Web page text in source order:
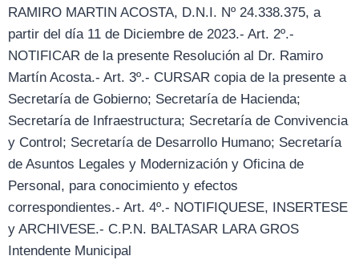
RAMIRO MARTIN ACOSTA, D.N.I. Nº 24.338.375, a
partir del día 11 de Diciembre de 2023.- Art. 2º.-
NOTIFICAR de la presente Resolución al Dr. Ramiro
Martín Acosta.- Art. 3º.- CURSAR copia de la presente a
Secretaría de Gobierno; Secretaría de Hacienda;
Secretaría de Infraestructura; Secretaría de Convivencia
y Control; Secretaría de Desarrollo Humano; Secretaría
de Asuntos Legales y Modernización y Oficina de
Personal, para conocimiento y efectos
correspondientes.- Art. 4º.- NOTIFIQUESE, INSERTESE
y ARCHIVESE.- C.P.N. BALTASAR LARA GROS
Intendente Municipal